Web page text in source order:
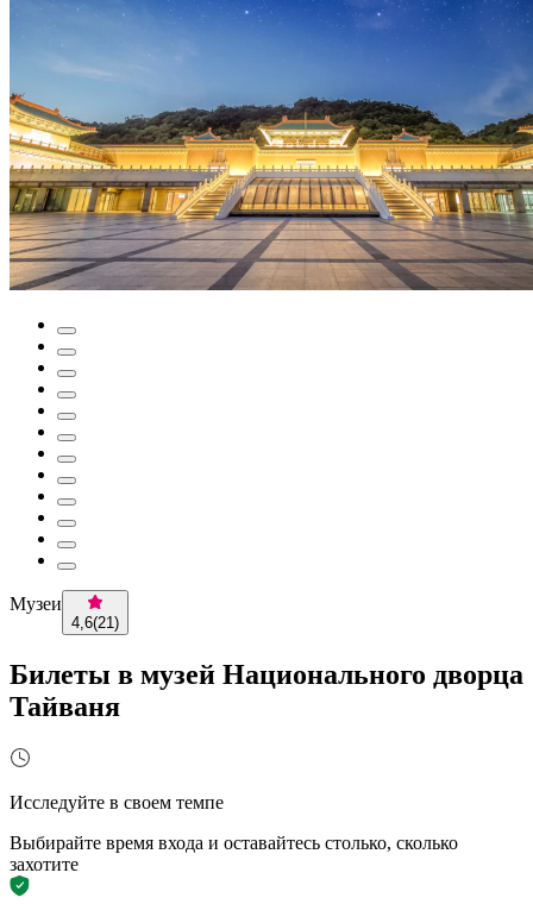
Музеи
4,6(21)
Билеты в музей Национального дворца
Тайваня
Исследуйте в своем темпе
Выбирайте время входа и оставайтесь столько, сколько
захотите